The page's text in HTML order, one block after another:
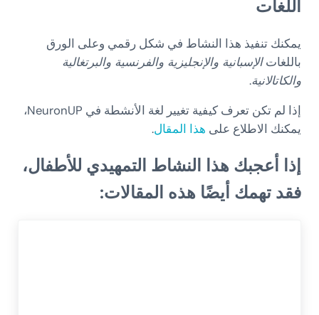
اللغات
يمكنك تنفيذ هذا النشاط في شكل رقمي وعلى الورق
باللغاتالإسبانية والإنجليزية والفرنسية والبرتغالية
والكاتالانية.
إذا لم تكن تعرف كيفية تغيير لغة الأنشطة في NeuronUP،
يمكنك الاطلاع على هذا المقال.
إذا أعجبك هذا النشاط التمهيدي للأطفال،
فقد تهمك أيضًا هذه المقالات: